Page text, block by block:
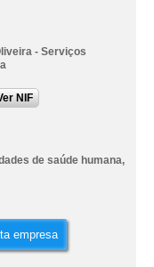
- Serviços
NIF
de saúde humana,
empresa